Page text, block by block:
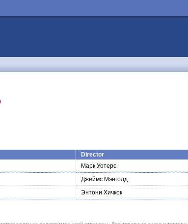
Director
Марк Уотерс
Джеймс Мэнголд
Энтони Хичкок